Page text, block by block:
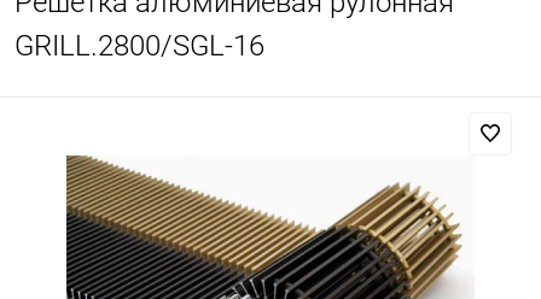
GRILL.2800/SGL-16